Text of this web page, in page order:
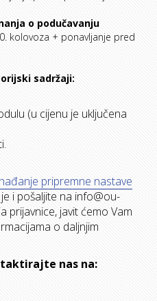
o podučavanju
kolovoza + ponavljanje pred
sadržaji:
(u cijenu je uključena
pripremne nastave
i pošaljite na info@ou-
prijavnice, javit ćemo Vam
o daljnjim
nas na: